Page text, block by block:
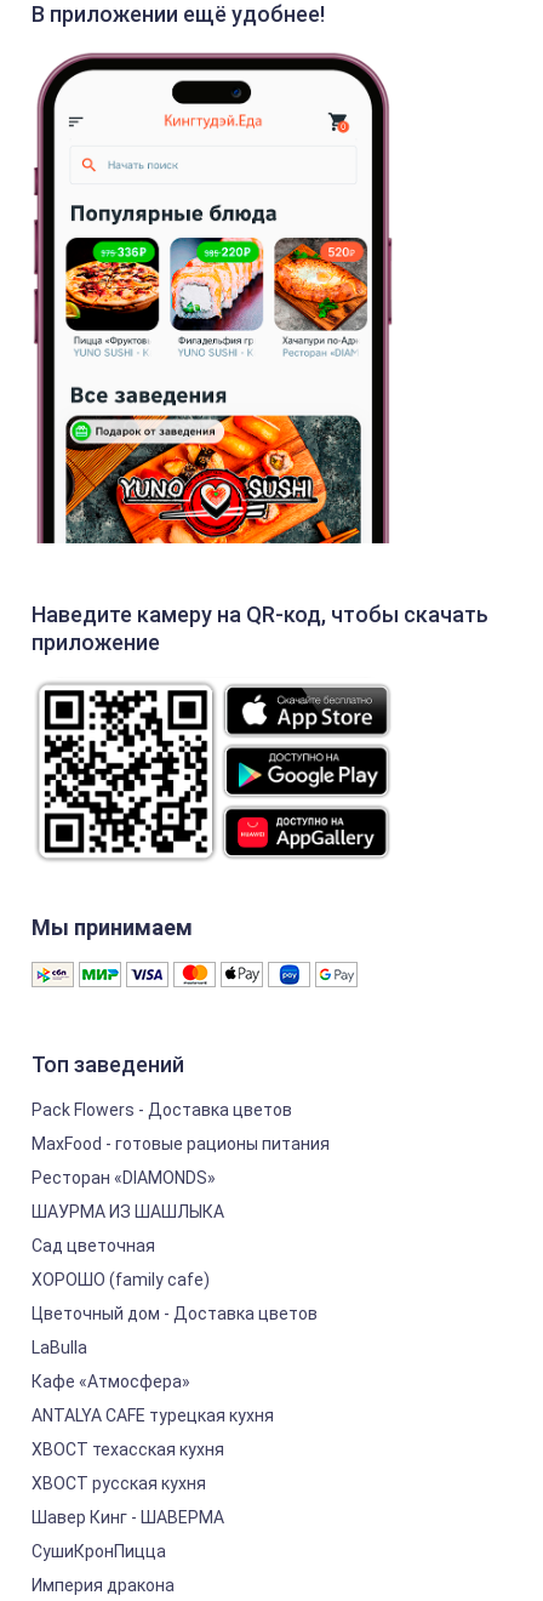
В приложении ещё удобнее!
Наведите камеру на QR-код, чтобы скачать
приложение
Мы принимаем
Топ заведений
Pack Flowers - Доставка цветов
MaxFood - готовые рационы питания
Ресторан «DIAMONDS»
ШАУРМА ИЗ ШАШЛЫКА
Сад цветочная
ХОРОШО (family cafe)
Цветочный дом - Доставка цветов
LaBulla
Кафе «Атмосфера»
ANTALYA CAFE турецкая кухня
ХВОСТ техасская кухня
ХВОСТ русская кухня
Шавер Кинг - ШАВЕРМА
СушиКронПицца
Империя дракона